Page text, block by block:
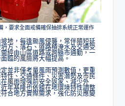
，要求全面戒備確保抽排系統正常運作
地，每逢颱風侵襲，常伴隨短延
方、落石、道路積淹水及交通受
經由山區道路或跨縣市通勤，一
臨的風險將大幅提高。
並非僅考量風雨預測數值，更重
性、交通條件、災害潛勢及市民
風雨增強前安全返家、減少外
年基隆也依據在地環境特性調整
合地方實際需求，強化防災應變